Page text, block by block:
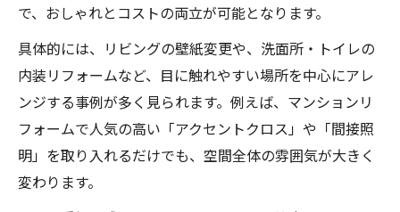
で、おしゃれとコストの両立が可能となります。
具体的には、リビングの壁紙変更や、洗面所・トイレの
内装リフォームなど、目に触れやすい場所を中心にアレ
ンジする事例が多く見られます。例えば、マンションリ
フォームで人気の高い「アクセントクロス」や「間接照
明」を取り入れるだけでも、空間全体の雰囲気が大きく
変わります。